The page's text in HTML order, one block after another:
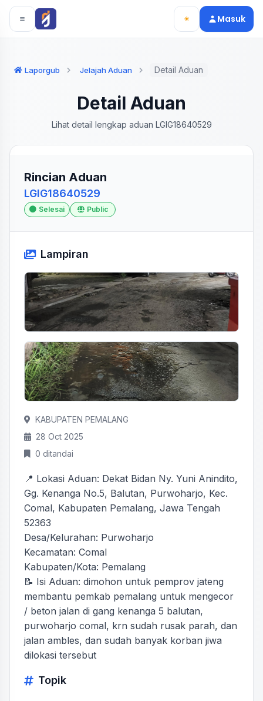
Langsung ke konten utama
Langsung ke navigasi
Masuk
Laporgub Jelajah Aduan Detail Aduan
Detail Aduan
Lihat detail lengkap aduan LGIG18640529
Rincian Aduan
LGIG18640529
Selesai Public
Lampiran
KABUPATEN PEMALANG
28 Oct 2025
0 ditandai
📍 Lokasi Aduan: Dekat Bidan Ny. Yuni Anindito,
Gg. Kenanga No.5, Balutan, Purwoharjo, Kec.
Comal, Kabupaten Pemalang, Jawa Tengah
52363
Desa/Kelurahan: Purwoharjo
Kecamatan: Comal
Kabupaten/Kota: Pemalang
📝 Isi Aduan: dimohon untuk pemprov jateng
membantu pemkab pemalang untuk mengecor
/ beton jalan di gang kenanga 5 balutan,
purwoharjo comal, krn sudah rusak parah, dan
jalan ambles, dan sudah banyak korban jiwa
dilokasi tersebut
Topik